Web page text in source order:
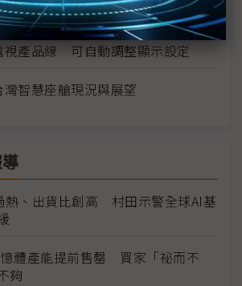
電視 樂金持續衝刺銷售
視產品線 可自動調整顯示設定
灣智慧座艙現況與展望
熱、出貨比創高 村田示警全球AI基
體產能提前售罄 買家「祕而不
夠